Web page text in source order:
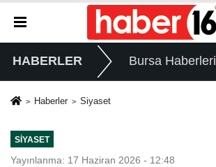
HABERLER Bursa Haberleri
Haberler Siyaset
SIYASET
Yayınlanma: 17 Haziran 2026 - 12:48